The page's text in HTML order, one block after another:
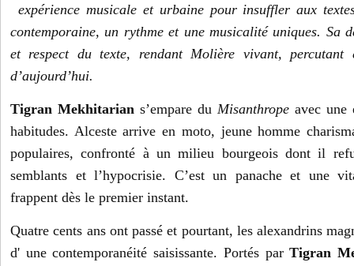
expérience musicale et urbaine pour insuffler aux
contemporaine, un rythme et une musicalité uniques. Sa
et respect du texte, rendant Molière vivant, percutant
d’aujourd’hui.
Tigran Mekhitarian s’empare du Misanthrope avec une
habitudes. Alceste arrive en moto, jeune homme
populaires, confronté à un milieu bourgeois dont il
semblants et l’hypocrisie. C’est un panache et une
frappent dès le premier instant.
Quatre cents ans ont passé et pourtant, les alexandrins
d' une contemporanéité saisissante. Portés parTigran